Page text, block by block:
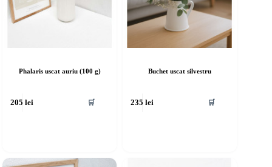
Phalaris uscat auriu (100 g)
205lei 🛒
Buchet uscat silvestru
235lei 🛒